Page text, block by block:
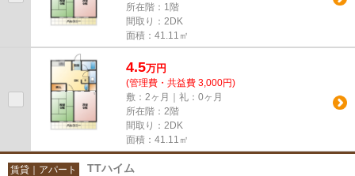
所在階：1階
間取り：2DK
面積：41.11㎡
4.5万円
(管理費・共益費 3,000円)
敷：2ヶ月｜礼：0ヶ月
所在階：2階
間取り：2DK
面積：41.11㎡
賃貸｜アパート TTハイム